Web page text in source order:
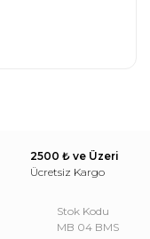
2500 ₺ ve Üzeri
Ücretsiz Kargo
Stok Kodu
MB 04 BMS